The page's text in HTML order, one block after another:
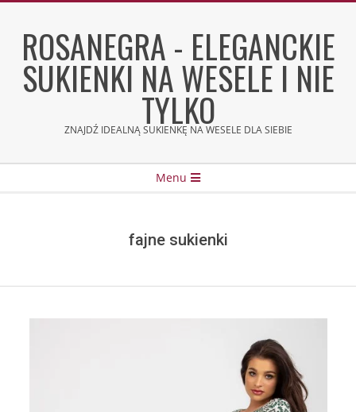
contentROSANEGRA - ELEGANCKIE
SUKIENKI NA WESELE I NIE
TYLKO
ZNAJDŹ IDEALNĄ SUKIENKĘ NA WESELE DLA SIEBIE
Menu
fajne sukienki